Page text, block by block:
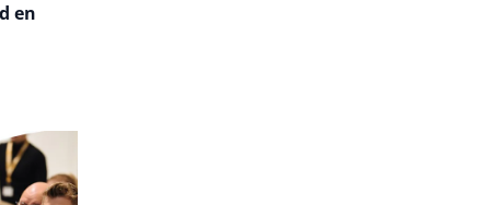
en